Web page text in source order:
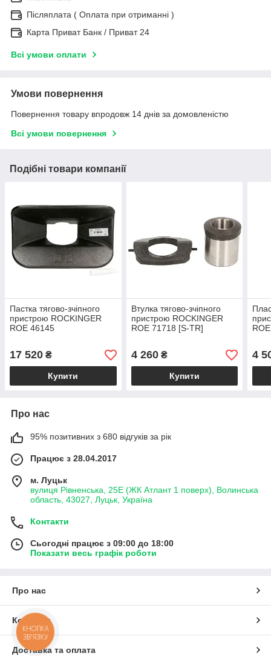
Післяплата ( Оплата при отриманні )
Карта Приват Банк / Приват 24
Всі умови оплати
Умови повернення
Повернення товару впродовж 14 днів за домовленістю
Всі умови повернення
Подібні товари компанії
Пастка тягово-зчіпного
пристрою ROCKINGER
ROE 46145
17 520 ₴
Купити
Втулка тягово-зчіпного
пристрою ROCKINGER
ROE 71718 [S-TR]
4 260₴
Купити
4
Про нас
95% позитивних з 680 відгуків за рік
Працює з 28.04.2017
м. Луцьк
вулиця Рівненська, 25Е (ЖК Атлант 1 поверх), Волинська
область, 43027, Луцьк, Україна
Контакти
Сьогодні працює з 09:00 до 18:00
Показати весь графік роботи
Про нас
Контакти
Доставка та оплата
КНОПКА
ЗВ'ЯЗКУ